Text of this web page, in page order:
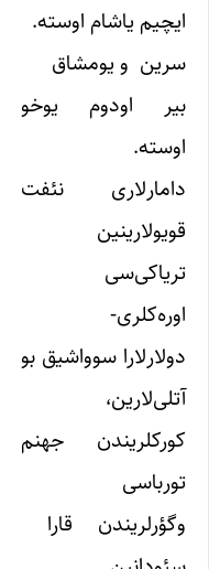
ایچیم یاشام اوسته.
سرین و یومشاق
بیر اودوم یوخو
اوسته.
دامارلاری نئفت
قویولارینین
تریاکی‌سی
اوره‌کلری-
دولارلارا سوواشیق بو
آتلی‌لارین،
کورکلریندن جهنم
تورباسی
وگؤرلریندن قارا